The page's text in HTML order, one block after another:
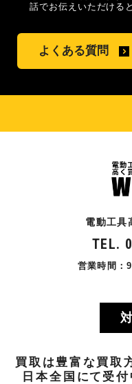
話でお伝えいただける
よくある質問
電動工具
TEL.
営業時間：
買取 は 豊富な買取
日本全国 にて 受付